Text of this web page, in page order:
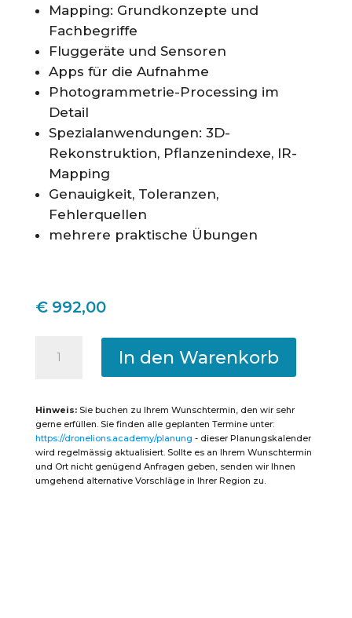
Mapping: Grundkonzepte und
Fachbegriffe
Fluggeräte und Sensoren
Apps für die Aufnahme
Photogrammetrie-Processing im
Detail
Spezialanwendungen: 3D-
Rekonstruktion, Pflanzenindexe, IR-
Mapping
Genauigkeit, Toleranzen,
Fehlerquellen
mehrere praktische Übungen
€992,00
Photogrammetrie-
Kurs
Erstellung
von
3D-
Modellen
mit
Pix4D
Menge
In den Warenkorb
Hinweis:Sie buchen zu Ihrem Wunschtermin, den wir sehr
gerne erfüllen. Sie finden alle geplanten Termine unter:
https://dronelions.academy/planung - dieser Planungskalender
wird regelmässig aktualisiert. Sollte es an Ihrem Wunschtermin
und Ort nicht genügend Anfragen geben, senden wir Ihnen
umgehend alternative Vorschläge in Ihrer Region zu.